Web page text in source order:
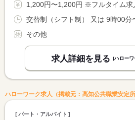
1,200円〜1,200円 ※フルタイム求人の場合は月額（換算額）、パー
その他
求人詳細を見る (ハロー
ハローワーク求人（掲載元：高知公共職業安定所
パート・アルバイト